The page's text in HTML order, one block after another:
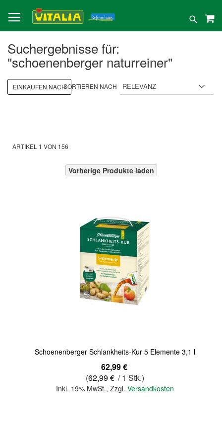
zum
Inhalt
Suche
Suchergebnisse für:
"schoenenberger naturreiner"
ARTIKEL 1 VON 156
SORTIEREN NACH
Vorherige Produkte laden
Schoenenberger Schlankheits-Kur 5 Elemente 3,1 l
62,99 €
(62,99 € / 1 Stk.)
Inkl. 19% MwSt.,Zzgl.Versandkosten
EINKAUFEN NACH